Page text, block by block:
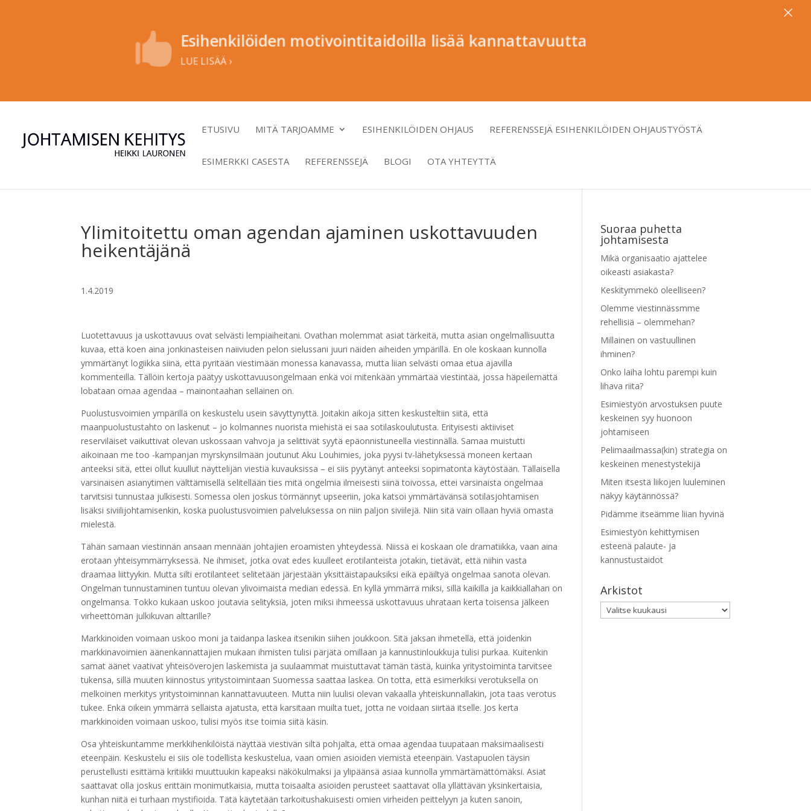
ETUSIVU MITÄ TARJOAMME ESIHENKILÖIDEN OHJAUS REFERENSSEJÄ ESIHENKILÖIDEN OHJAUSTYÖSTÄ
ESIMERKKI CASESTA REFERENSSEJÄ BLOGI OTA YHTEYTTÄ
Ylimitoitettu oman agendan ajaminen uskottavuuden
heikentäjänä
1.4.2019
Luotettavuus ja uskottavuus ovat selvästi lempiaiheitani. Ovathan molemmat asiat tärkeitä, mutta asian ongelmallisuutta
kuvaa, että koen aina jonkinasteisen naiiviuden pelon sielussani juuri näiden aiheiden ympärillä. En ole koskaan kunnolla
ymmärtänyt logiikka siinä, että pyritään viestimään monessa kanavassa, mutta liian selvästi omaa etua ajavilla
kommenteilla. Tällöin kertoja päätyy uskottavuusongelmaan enkä voi mitenkään ymmärtää viestintää, jossa häpeilemättä
lobataan omaa agendaa – mainontaahan sellainen on.
Puolustusvoimien ympärillä on keskustelu usein sävyttynyttä. Joitakin aikoja sitten keskusteltiin siitä, että
maanpuolustustahto on laskenut – jo kolmannes nuorista miehistä ei saa sotilaskoulutusta. Erityisesti aktiiviset
reserviläiset vaikuttivat olevan uskossaan vahvoja ja selittivät syytä epäonnistuneella viestinnällä. Samaa muistutti
aikoinaan me too -kampanjan myrskynsilmään joutunut Aku Louhimies, joka pyysi tv-lähetyksessä moneen kertaan
anteeksi sitä, ettei ollut kuullut näyttelijän viestiä kuvauksissa – ei siis pyytänyt anteeksi sopimatonta käytöstään. Tällaisella
varsinaisen asianytimen välttämisellä selitellään ties mitä ongelmia ilmeisesti siinä toivossa, ettei varsinaista ongelmaa
tarvitsisi tunnustaa julkisesti. Somessa olen joskus törmännyt upseeriin, joka katsoi ymmärtävänsä sotilasjohtamisen
lisäksi siviilijohtamisenkin, koska puolustusvoimien palveluksessa on niin paljon siviilejä. Niin sitä vain ollaan hyviä omasta
mielestä.
Tähän samaan viestinnän ansaan mennään johtajien eroamisten yhteydessä. Niissä ei koskaan ole dramatiikka, vaan aina
erotaan yhteisymmärryksessä. Ne ihmiset, jotka ovat edes kuulleet erotilanteista jotakin, tietävät, että niihin vasta
draamaa liittyykin. Mutta silti erotilanteet selitetään järjestään yksittäistapauksiksi eikä epäiltyä ongelmaa sanota olevan.
Ongelman tunnustaminen tuntuu olevan ylivoimaista median edessä. En kyllä ymmärrä miksi, sillä kaikilla ja kaikkiallahan on
ongelmansa. Tokko kukaan uskoo joutavia selityksiä, joten miksi ihmeessä uskottavuus uhrataan kerta toisensa jälkeen
virheettömän julkikuvan alttarille?
Markkinoiden voimaan uskoo moni ja taidanpa laskea itsenikin siihen joukkoon. Sitä jaksan ihmetellä, että joidenkin
markkinavoimien äänenkannattajien mukaan ihmisten tulisi pärjätä omillaan ja kannustinloukkuja tulisi purkaa. Kuitenkin
samat äänet vaativat yhteisöverojen laskemista ja suulaammat muistuttavat tämän tästä, kuinka yritystoiminta tarvitsee
tukensa, sillä muuten kiinnostus yritystoimintaan Suomessa saattaa laskea. On totta, että esimerkiksi verotuksella on
melkoinen merkitys yritystoiminnan kannattavuuteen. Mutta niin luulisi olevan vakaalla yhteiskunnallakin, jota taas verotus
tukee. Enkä oikein ymmärrä sellaista ajatusta, että karsitaan muilta tuet, jotta ne voidaan siirtää itselle. Jos kerta
markkinoiden voimaan uskoo, tulisi myös itse toimia siitä käsin.
Osa yhteiskuntamme merkkihenkilöistä näyttää viestivän siltä pohjalta, että omaa agendaa tuupataan maksimaalisesti
eteenpäin. Keskustelu ei siis ole todellista keskustelua, vaan omien asioiden viemistä eteenpäin. Vastapuolen täysin
perustellusti esittämä kritiikki muuttuukin kapeaksi näkökulmaksi ja ylipäänsä asiaa kunnolla ymmärtämättömäksi. Asiat
saattavat olla joskus erittäin monimutkaisia, mutta toisaalta asioiden perusteet saattavat olla yllättävän yksinkertaisia,
kunhan niitä ei turhaan mystifioida. Tätä käytetään tarkoitushakuisesti omien virheiden peittelyyn ja kuten sanoin,
Suoraa puhetta
johtamisesta
Mikä organisaatio ajattelee
oikeasti asiakasta?
Keskitymmekö oleelliseen?
Olemme viestinnässmme
rehellisiä – olemmehan?
Millainen on vastuullinen
ihminen?
Onko laiha lohtu parempi kuin
lihava riita?
Esimiestyön arvostuksen puute
keskeinen syy huonoon
johtamiseen
Pelimaailmassa(kin) strategia on
keskeinen menestystekijä
Miten itsestä liikojen luuleminen
näkyy käytännössä?
Pidämme itseämme liian hyvinä
Esimiestyön kehittymisen
esteenä palaute- ja
kannustustaidot
Arkistot
Arkistot
 Esihenkilöiden motivointitaidoilla lisää kannattavuutta
LUE LISÄÄ ›
×